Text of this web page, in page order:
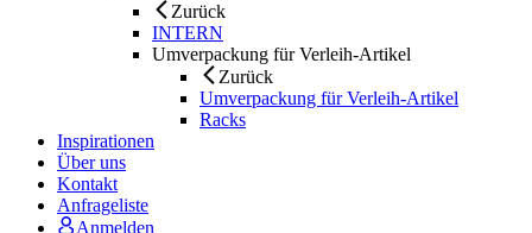
Zurück
INTERN
Umverpackung für Verleih-Artikel
Zurück
Umverpackung für Verleih-Artikel
Racks
Inspirationen
Über uns
Kontakt
Anfrageliste
Anmelden